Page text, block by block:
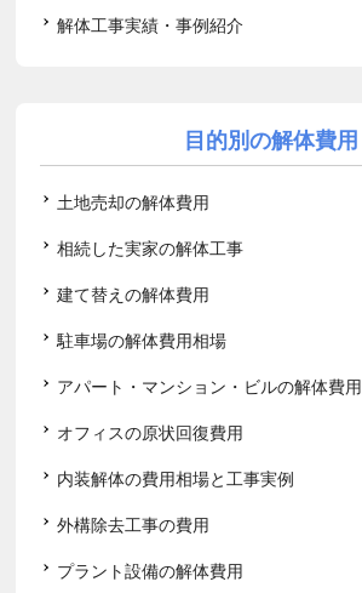
解体工事実績・事例紹介
目的別の解体費用
土地売却の解体費用
相続した実家の解体工事
建て替えの解体費用
駐車場の解体費用相場
アパート・マンション・ビルの解体費用
オフィスの原状回復費用
内装解体の費用相場と工事実例
外構除去工事の費用
プラント設備の解体費用